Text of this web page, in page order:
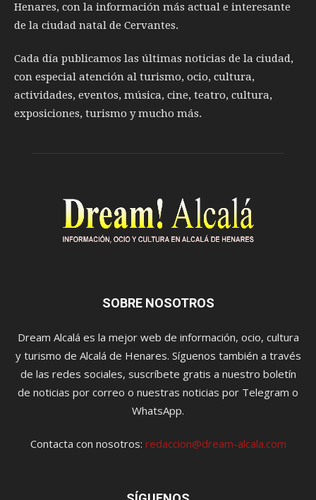
Henares, con la información más actual e interesante
de la ciudad natal de Cervantes.
Cada día publicamos las últimas noticias de la ciudad,
con especial atención al turismo, ocio, cultura,
actividades, eventos, música, cine, teatro, cultura,
exposiciones, turismo y mucho más.
SOBRE NOSOTROS
Dream Alcalá es la mejor web de información, ocio, cultura
y turismo de Alcalá de Henares. Síguenos también a través
de las redes sociales, suscríbete gratis a nuestro boletín
de noticias por correo o nuestras noticias por Telegram o
WhatsApp.
Contacta con nosotros: redaccion@dream-alcala.com